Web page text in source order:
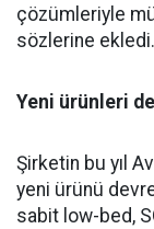
çözümleriyle
sözlerine ekledi.
Yeni ürünleri
Şirketin bu yıl
yeni ürünü
sabit low-bed,